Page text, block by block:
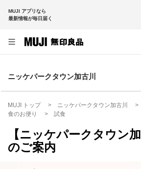
MUJI アプリなら
最新情報が毎日届く
ニッケパークタウン加古川
MUJI トップ ニッケパークタウン加古川
食のお便り
試食
【ニッケパークタウン
のご案内